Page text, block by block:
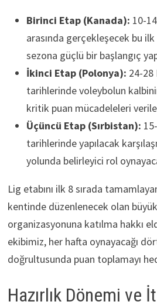
Birinci Etap (Kanada): 10-
arasında gerçekleşecek bu ilk
sezona güçlü bir başlangıç
İkinci Etap (Polonya): 24-28
tarihlerinde voleybolun
kritik puan mücadeleleri
Üçüncü Etap (Sırbistan):
tarihlerinde yapılacak
yolunda belirleyici rol
Lig etabını ilk 8 sırada
kentinde düzenlenecek olan
organizasyonuna katılma hakkı
ekibimiz, her hafta oynayacağı
doğrultusunda puan toplamayı
Hazırlık Dönemi ve